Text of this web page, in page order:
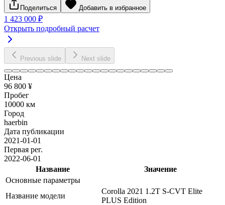
Поделиться Добавить в избранное
1 423 000 ₽
Открыть подробный расчет
Previous slide Next slide
Цена
96 800 ¥
Пробег
10000 км
Город
haerbin
Дата публикации
2021-01-01
Первая рег.
2022-06-01
Название
Значение
Основные параметры
Название модели
Corolla 2021 1.2T S-CVT Elite
PLUS Edition